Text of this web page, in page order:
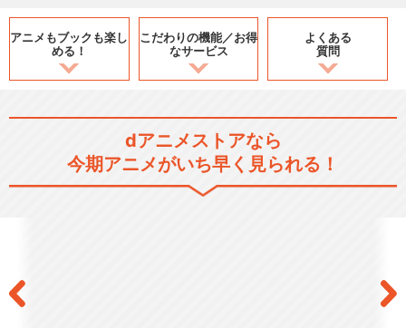
アニメもブックも楽し
める！
こだわりの機能／お得
なサービス
よくある
質問
dアニメストアなら
今期アニメがいち早く見られる！